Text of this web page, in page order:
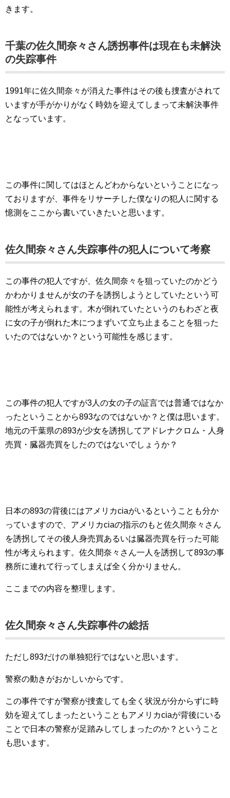
きます。
千葉の佐久間奈々さん誘拐事件は現在も未解決
の失踪事件
1991年に佐久間奈々が消えた事件はその後も捜査がされて
いますが手がかりがなく時効を迎えてしまって未解決事件
となっています。
この事件に関してはほとんどわからないということになっ
ておりますが、事件をリサーチした僕なりの犯人に関する
憶測をここから書いていきたいと思います。
佐久間奈々さん失踪事件の犯人について考察
この事件の犯人ですが、佐久間奈々を狙っていたのかどう
かわかりませんが女の子を誘拐しようとしていたという可
能性が考えられます。木が倒れていたというのもわざと夜
に女の子が倒れた木につまずいて立ち止まることを狙った
いたのではないか？という可能性を感じます。
この事件の犯人ですが3人の女の子の証言では普通ではなか
ったということから893なのではないか？と僕は思います。
地元の千葉県の893が少女を誘拐してアドレナクロム・人身
売買・臓器売買をしたのではないでしょうか？
日本の893の背後にはアメリカciaがいるということも分か
っていますので、アメリカciaの指示のもと佐久間奈々さん
を誘拐してその後人身売買あるいは臓器売買を行った可能
性が考えられます。佐久間奈々さん一人を誘拐して893の事
務所に連れて行ってしまえば全く分かりません。
ここまでの内容を整理します。
佐久間奈々さん失踪事件の総括
ただし893だけの単独犯行ではないと思います。
警察の動きがおかしいからです。
この事件ですが警察が捜査しても全く状況が分からずに時
効を迎えてしまったということもアメリカciaが背後にいる
ことで日本の警察が足踏みしてしまったのか？ということ
も思います。